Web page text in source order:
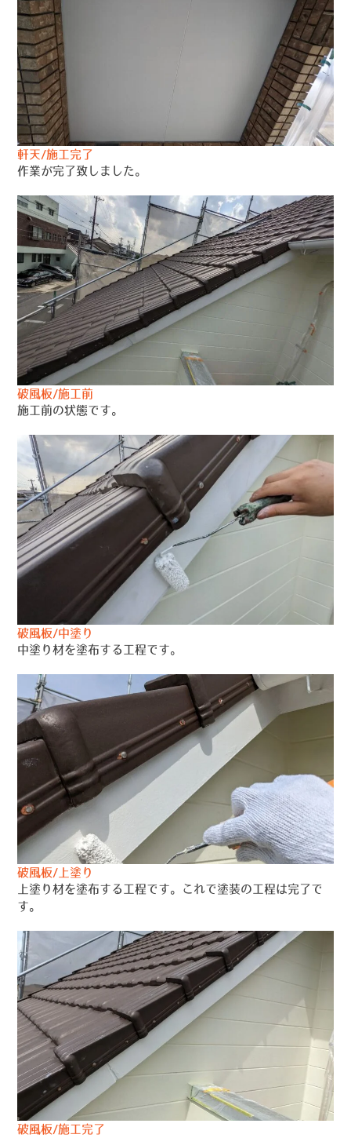
軒天/施工完了
作業が完了致しました。
破風板/施工前
施工前の状態です。
破風板/中塗り
中塗り材を塗布する工程です。
破風板/上塗り
上塗り材を塗布する工程です。これで塗装の工程は完了で
す。
破風板/施工完了